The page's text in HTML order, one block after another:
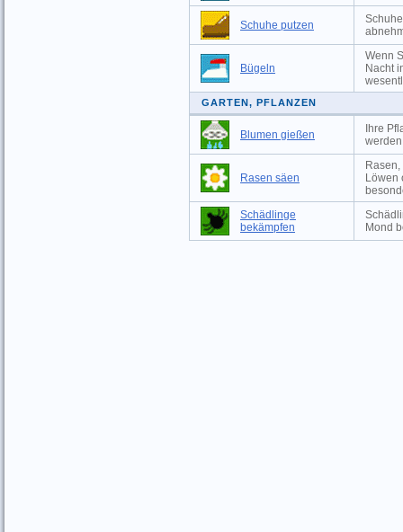
Schuhe putzen
Bügeln
Wenn
Nacht
GARTEN, PFLANZEN
Blumen gießen
Ihre
Rasen säen
Löwen
Schädlinge
bekämpfen
Mond